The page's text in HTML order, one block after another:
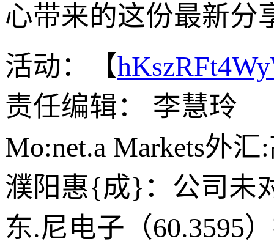
心带来的这份最新分
活动：【
责任编辑： 李慧玲
Mo:net.a Markets外
濮阳惠{成}：公司未
东.尼电子（60.3595